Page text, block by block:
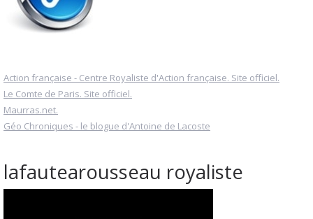
Action française - Centre Royaliste d'Action française. Site officiel.
Le Comte de Paris. Site officiel.
Maurras.net.
Géo Chroniques - le blogue d'Antoine de Lacoste
lafautearousseau royaliste